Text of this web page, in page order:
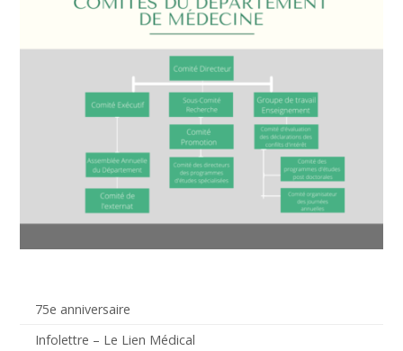
75e anniversaire
Infolettre – Le Lien Médical